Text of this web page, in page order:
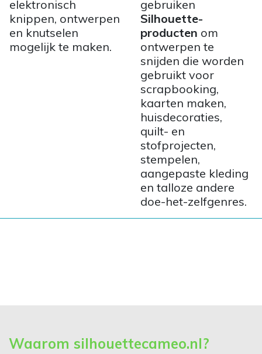
elektronisch
knippen, ontwerpen
en knutselen
mogelijk te maken.
gebruiken
Silhouette-
producten om
ontwerpen te
snijden die worden
gebruikt voor
scrapbooking,
kaarten maken,
huisdecoraties,
quilt- en
stofprojecten,
stempelen,
aangepaste kleding
en talloze andere
doe-het-zelfgenres.
Waarom silhouettecameo.nl?